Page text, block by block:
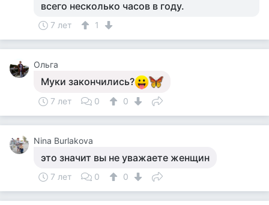
всего несколько часов в году.
7 лет 1
Ольга
Муки закончились?
7 лет 0 0
Nina Burlakova
это значит вы не уважаете женщин
7 лет 0 0